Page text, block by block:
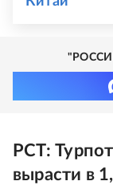
РСТ:
вырасти в